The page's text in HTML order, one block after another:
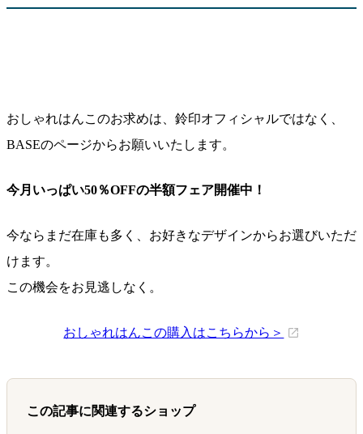
おしゃれはんこのお求めは、鈴印オフィシャルではなく、
BASEのページからお願いいたします。
今月いっぱい50％OFFの半額フェア開催中！
今ならまだ在庫も多く、お好きなデザインからお選びいただ
けます。
この機会をお見逃しなく。
おしゃれはんこの購入はこちらから＞
この記事に関連するショップ